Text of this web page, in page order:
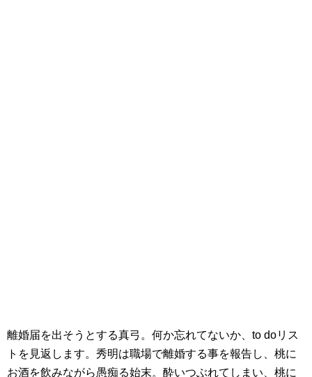
離婚届を出そうとする真弓。何か忘れてないか、to doリス
トを見返します。秀明は職場で離婚する事を報告し、桃に
お酒を飲みながら愚痴る始末。酔いつぶれてしまい、桃に